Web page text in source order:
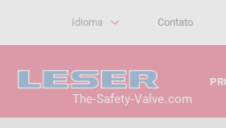
Contato
Idioma
The-Safety-Valve.com